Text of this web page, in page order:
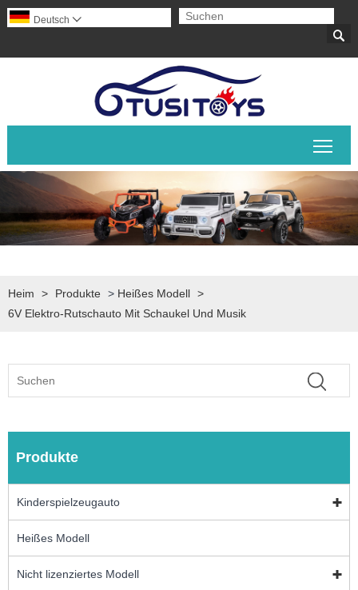

Deutsch 
Heim > Produkte > Heißes Modell >
6V Elektro-Rutschauto Mit Schaukel Und Musik
Produkte
Kinderspielzeugauto
Heißes Modell
Nicht lizenziertes Modell